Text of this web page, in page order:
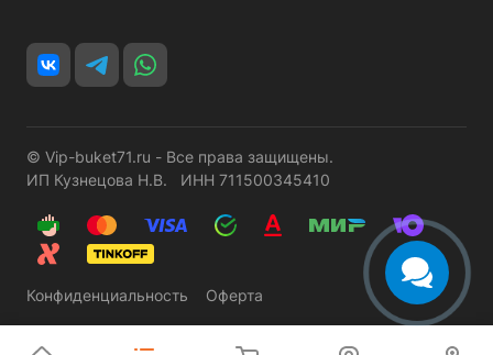
© Vip-buket71.ru - Все права защищены.
ИП Кузнецова Н.В. ИНН 711500345410
Конфиденциальность Оферта